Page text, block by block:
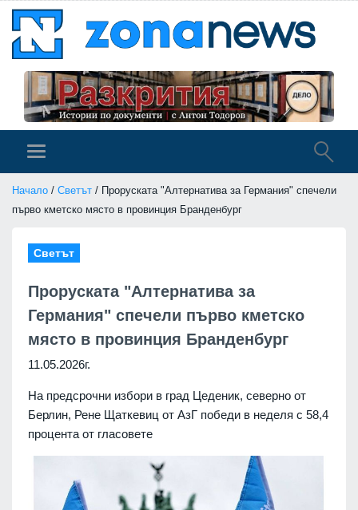
Начало / Светът / Проруската "Алтернатива за Германия" спечели
първо кметско място в провинция Бранденбург
Светът
Проруската "Алтернатива за
Германия" спечели първо кметско
място в провинция Бранденбург
11.05.2026г.
На предсрочни избори в град Цеденик, северно от
Берлин, Рене Щаткевиц от АзГ победи в неделя с 58,4
процента от гласовете